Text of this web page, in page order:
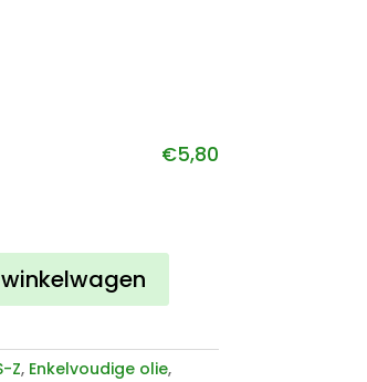
€5,80
Z, Enkelvoudige olie,